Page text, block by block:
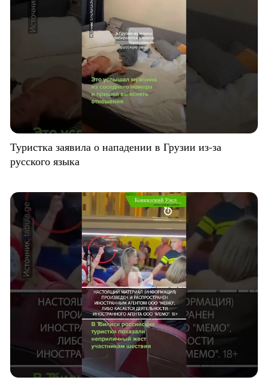
Туристка заявила о нападении в Грузии из-за
русского языка